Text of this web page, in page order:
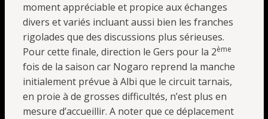
moment appréciable et propice aux échanges
divers et variés incluant aussi bien les franches
rigolades que des discussions plus sérieuses.
Pour cette finale, direction le Gers pour la 2ème
fois de la saison car Nogaro reprend la manche
initialement prévue à Albi que le circuit tarnais,
en proie à de grosses difficultés, n’est plus en
mesure d’accueillir. A noter que ce déplacement